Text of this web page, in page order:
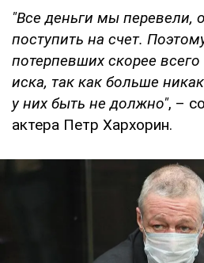
"Все деньги мы
поступить на счет.
потерпевших скорее всего
иска, так как больше
у них быть не должно", –
актера Петр Хархорин.